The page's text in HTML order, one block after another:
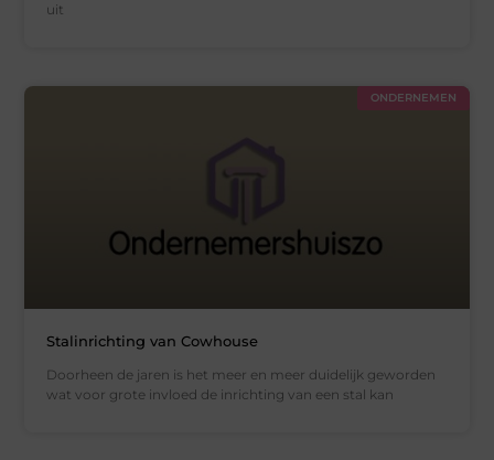
uit
ONDERNEMEN
Stalinrichting van Cowhouse
Doorheen de jaren is het meer en meer duidelijk geworden
wat voor grote invloed de inrichting van een stal kan